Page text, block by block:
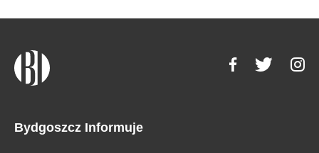
Bydgoszcz Informuje